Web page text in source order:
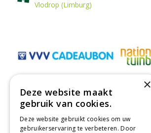
Vlodrop (Limburg)
×
Deze website maakt
gebruik van cookies.
Deze website gebruikt cookies om uw
gebruikerservaring te verbeteren. Door